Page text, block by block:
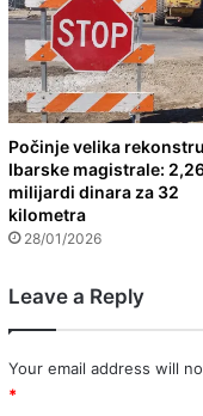
Počinje velika
Ibarske magistrale:
milijardi dinara za 32
kilometra
28/01/2026
Leave a Reply
Your email address will
*